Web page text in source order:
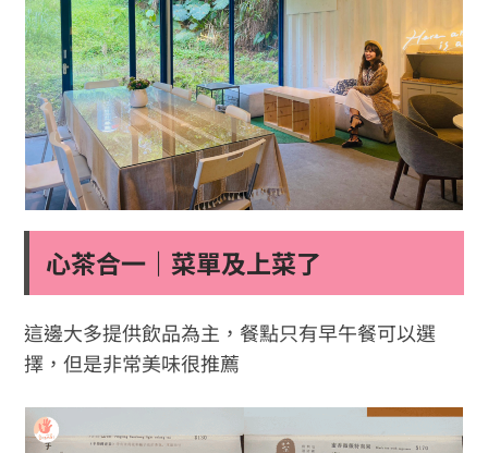
心茶合一｜菜單及上菜了
這邊大多提供飲品為主，餐點只有早午餐可以選
擇，但是非常美味很推薦